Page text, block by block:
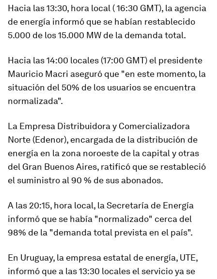
Hacia las 13:30, hora local ( 16:30 GMT), la agencia
de energía informó que se habían restablecido
5.000 de los 15.000 MW de la demanda total.
Hacia las 14:00 locales (17:00 GMT) el presidente
Mauricio Macri aseguró que "en este momento, la
situación del 50% de los usuarios se encuentra
normalizada".
La Empresa Distribuidora y Comercializadora
Norte (Edenor), encargada de la distribución de
energía en la zona noroeste de la capital y otras
del Gran Buenos Aires, ratificó que se restableció
el suministro al 90 % de sus abonados.
A las 20:15, hora local, la Secretaría de Energía
informó que se había "normalizado" cerca del
98% de la "demanda total prevista en el país".
En Uruguay, la empresa estatal de energía, UTE,
informó que a las 13:30 locales el servicio ya se